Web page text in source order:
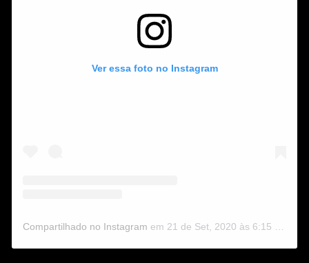
Ver essa foto no Instagram
Compartilhado no Instagram em 21 de Set, 2020 às 6:15 PDT